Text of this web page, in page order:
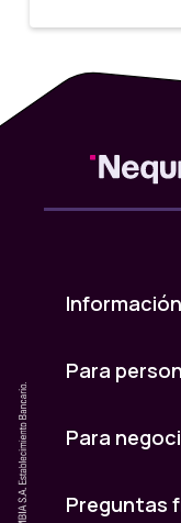
Para
Para
Preguntas